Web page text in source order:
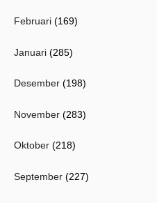
Februari (169)
Januari (285)
Desember (198)
November (283)
Oktober (218)
September (227)